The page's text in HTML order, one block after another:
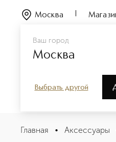
Ваш город
Москва
Выбрать другой
Москва
Спонж для лица Original
Главная • Аксессуары